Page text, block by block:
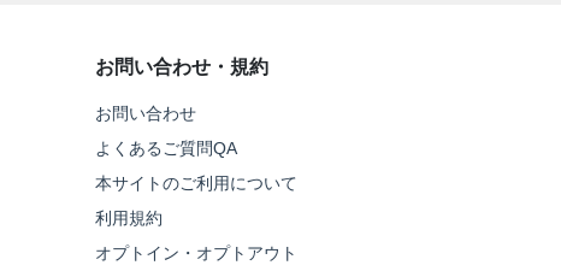
お問い合わせ・規約
お問い合わせ
よくあるご質問QA
本サイトのご利用について
利用規約
オプトイン・オプトアウト